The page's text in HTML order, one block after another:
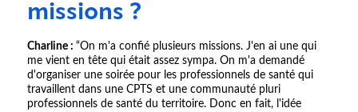
missions ?
Charline : “On m'a confié plusieurs missions. J'en ai une qui
me vient en tête qui était assez sympa. On m'a demandé
d'organiser une soirée pour les professionnels de santé qui
travaillent dans une CPTS et une communauté pluri
professionnels de santé du territoire. Donc en fait, l'idée